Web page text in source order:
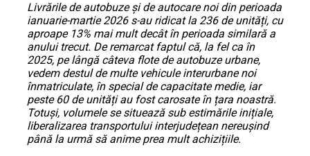
Livrările de autobuze și de autocare noi din perioada
ianuarie-martie 2026 s-au ridicat la 236 de unități, cu
aproape 13% mai mult decât în perioada similară a
anului trecut. De remarcat faptul că, la fel ca în
2025, pe lângă câteva flote de autobuze urbane,
vedem destul de multe vehicule interurbane noi
înmatriculate, în special de capacitate medie, iar
peste 60 de unități au fost carosate în țara noastră.
Totuși, volumele se situează sub estimările inițiale,
liberalizarea transportului interjudețean nereușind
până la urmă să anime prea mult achizițiile.